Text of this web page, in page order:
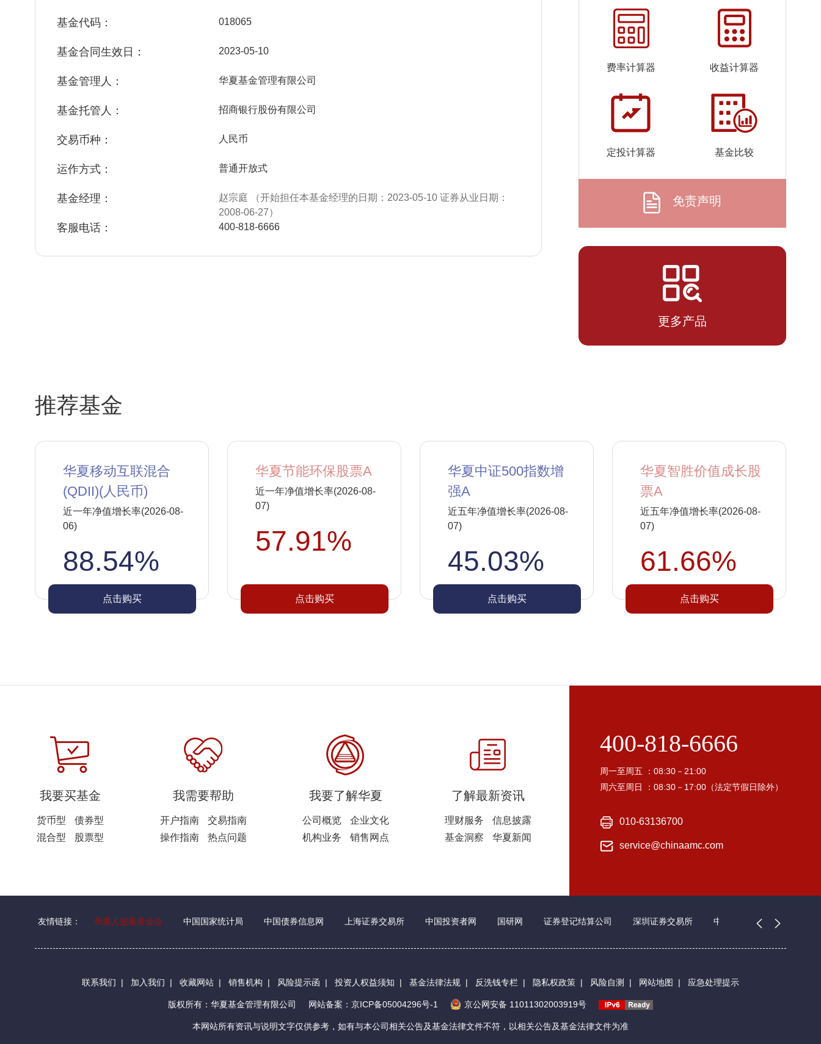
07-22
2026-
07-21
1.6630
2026-
07-20
1.6493
2026-
1.6547
2026-
1.6688
07-15
1.6733 1.6733
07-13
基金代码： 018065
基金合同生效日： 2023-05-10
基金管理人： 华夏基金管理有限公司
基金托管人： 招商银行股份有限公司
交易币种： 人民币
运作方式： 普通开放式
基金经理：
赵宗庭 （开始担任本基金经理的日期：2023-05-10 证券从业日期：
2008-06-27）
客服电话： 400-818-6666
费率计算器 收益计算器
定投计算器 基金比较
免责声明
更多产品
推荐基金
华夏移动互联混合
(QDII)(人民币)
近一年净值增长率(2026-08-
06)
88.54%
点击购买
华夏节能环保股票A
近一年净值增长率(2026-08-
07)
57.91%
点击购买
华夏中证500指数增
强A
近五年净值增长率(2026-08-
07)
45.03%
点击购买
华夏智胜价值成长股
票A
近五年净值增长率(2026-08-
07)
61.66%
点击购买
我要买基金
货币型
债券型
混合型
股票型
我需要帮助
开户指南
交易指南
操作指南
热点问题
我要了解华夏
公司概览
企业文化
机构业务
销售网点
了解最新资讯
理财服务
信息披露
基金洞察
华夏新闻
400-818-6666
周一至周五 ：08:30－21:00
周六至周日 ：08:30－17:00（法定节假日除外）
010-63136700
service@chinaamc.com
友情链接： 华夏人慈善基金会 中国国家统计局 中国债券信息网 上海证券交易所 中国投资者网 国研网 证券登记结算公司 深圳证券交易所 中国证券业协会
联系我们 | 加入我们 | 收藏网站 | 销售机构 | 风险提示函 | 投资人权益须知 | 基金法律法规 | 反洗钱专栏 | 隐私权政策 | 风险自测 | 网站地图 | 应急处理提示
版权所有：华夏基金管理有限公司 网站备案：京ICP备05004296号-1 京公网安备 11011302003919号
本网站所有资讯与说明文字仅供参考，如有与本公司相关公告及基金法律文件不符，以相关公告及基金法律文件为准